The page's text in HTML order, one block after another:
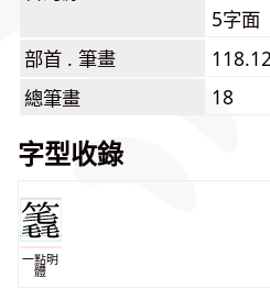
5字面
部首 . 筆畫
總筆畫
18
字型收錄
一點明
體